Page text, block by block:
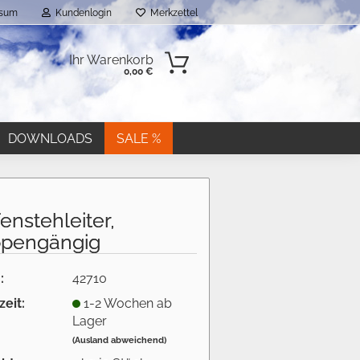
Kundenlogin Merkzettel
Ihr Warenkorb
0,00 €
DOWNLOADS SALE %
42710
1-2 Wochen ab
Lager
(Ausland abweichend)